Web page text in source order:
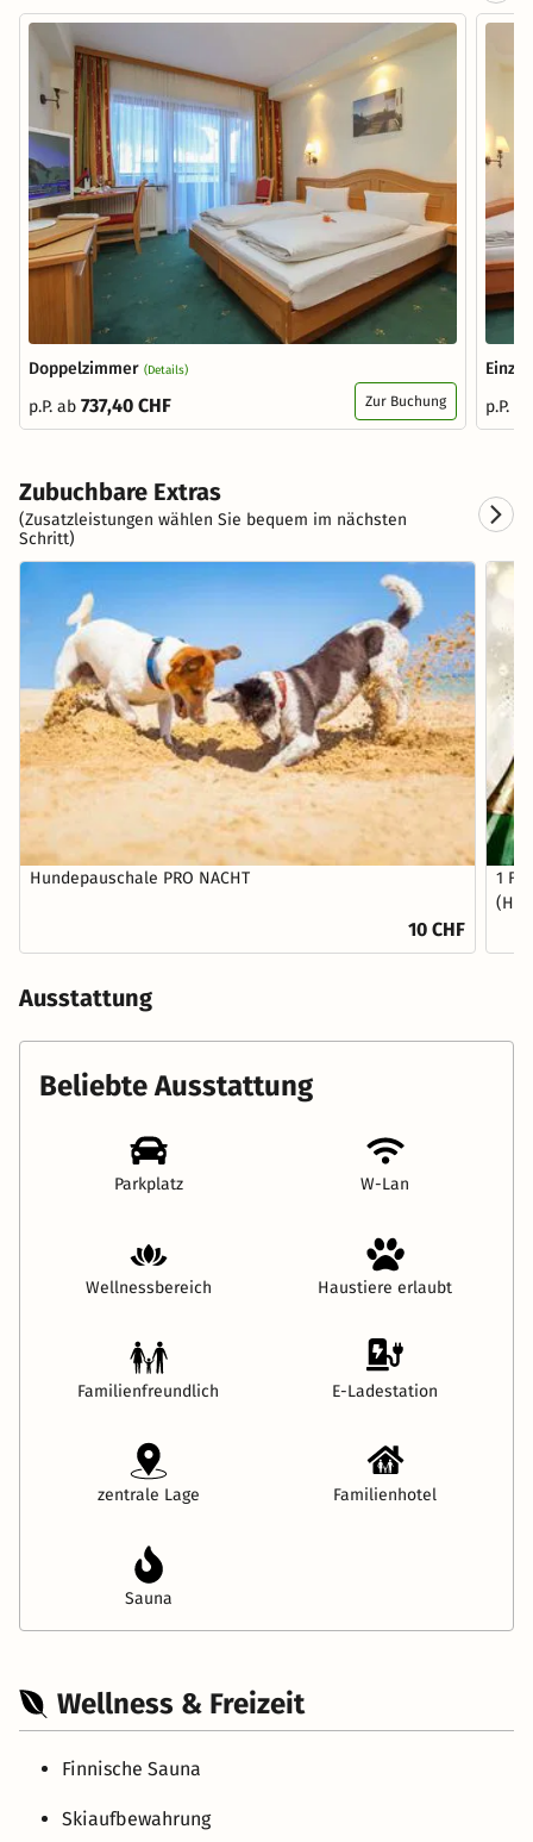
Doppelzimmer (Details)
p.P. ab 737,40 CHF Zur Buchung
p.P.
Zubuchbare Extras
(Zusatzleistungen wählen Sie bequem im nächsten
Schritt)
Hundepauschale PRO NACHT
10 CHF
1
Ausstattung
Beliebte Ausstattung
Parkplatz W-Lan
Wellnessbereich Haustiere erlaubt
Familienfreundlich E-Ladestation
zentrale Lage Familienhotel
Sauna
Wellness & Freizeit
Finnische Sauna
Skiaufbewahrung